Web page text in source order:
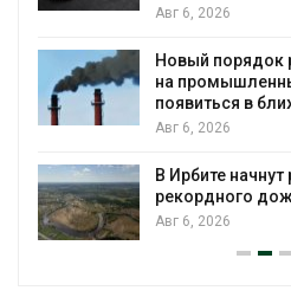
Авг 6, 2026
Новый порядок
на
появиться в
Авг 6, 2026
В Ирбите
рекордного
Авг 6, 2026